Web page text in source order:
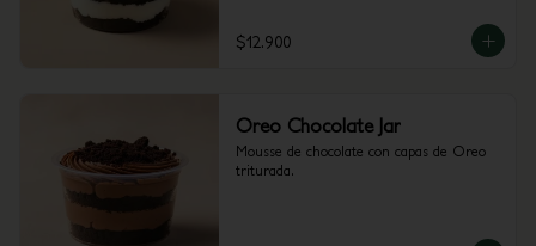
$12.900
Oreo Chocolate Jar
Mousse de chocolate con capas de Oreo
triturada.